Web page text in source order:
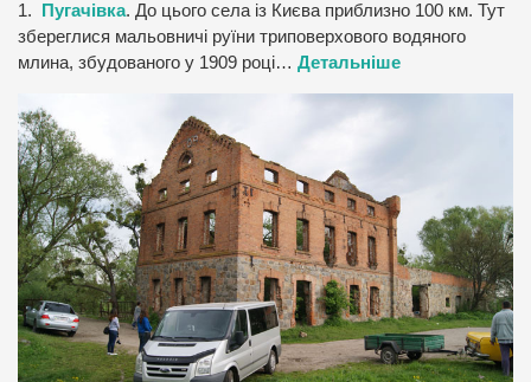
1. Пугачівка. До цього села із Києва приблизно 100 км. Тут
збереглися мальовничі руїни триповерхового водяного
млина, збудованого у 1909 році… Детальніше